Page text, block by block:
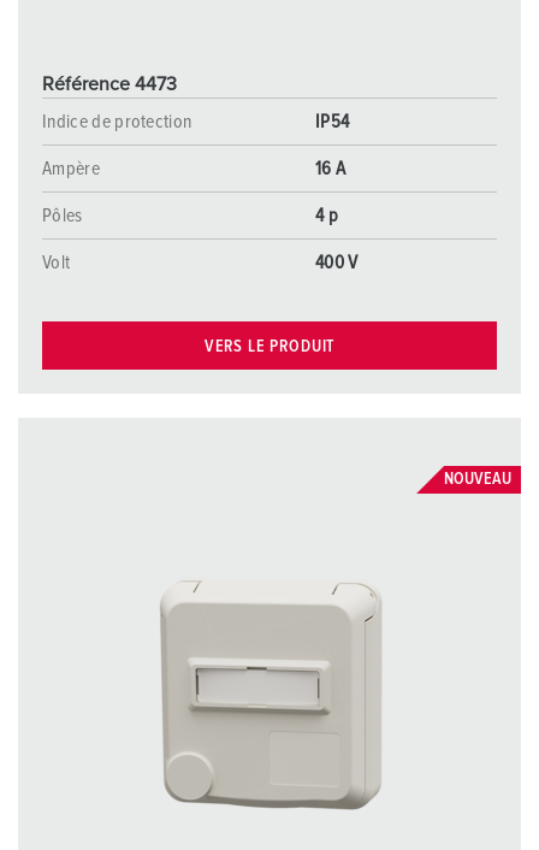
Référence 4473
Indice de protection
IP54
Ampère 16 A
Pôles 4 p
Volt 400 V
VERS LE PRODUIT
NOUVEAU